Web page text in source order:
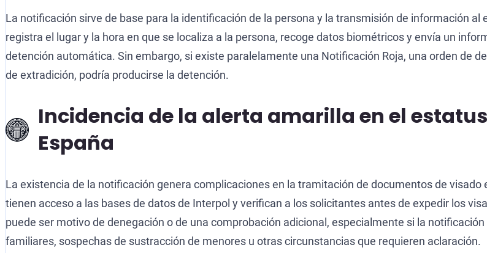
La notificación sirve de base para la identificación de la persona y la transmisión de información al
registra el lugar y la hora en que se localiza a la persona, recoge datos biométricos y envía un
detención automática. Sin embargo, si existe paralelamente una Notificación Roja, una orden de
de extradición, podría producirse la detención.
Incidencia de la alerta amarilla en el
España
La existencia de la notificación genera complicaciones en la tramitación de documentos de visado
tienen acceso a las bases de datos de Interpol y verifican a los solicitantes antes de expedir los
puede ser motivo de denegación o de una comprobación adicional, especialmente si la
familiares, sospechas de sustracción de menores u otras circunstancias que requieren aclaración.